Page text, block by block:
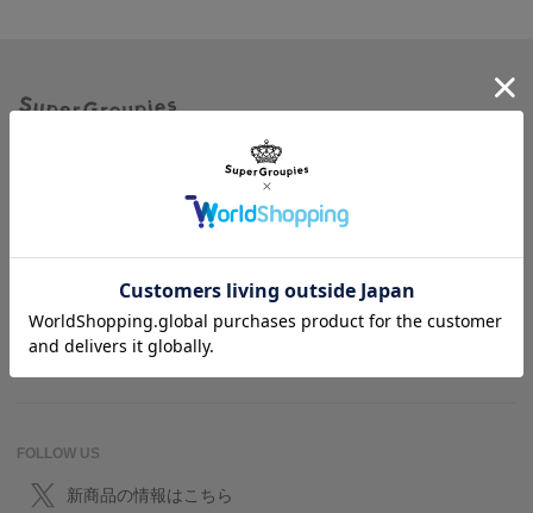
ヘルプ＆ガイド
SuperGroupiesとは？
よくある質問
FOLLOW US
新商品の情報はこちら